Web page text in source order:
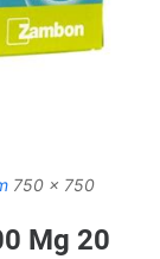
750 x 750
Mg 20